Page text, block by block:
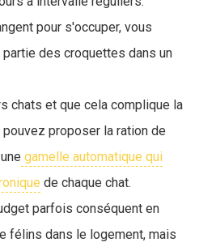
pour s'occuper, vous
des croquettes dans un
chats et que cela complique la
proposer la ration de
gamelle automatique qui
de chaque chat.
parfois conséquent en
félins dans le logement, mais